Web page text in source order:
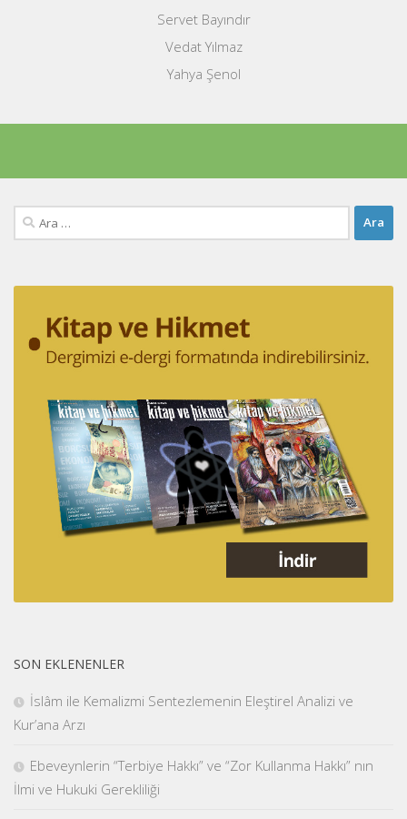
Servet Bayındır
Vedat Yılmaz
Yahya Şenol
Arama:
SON EKLENENLER
İslâm ile Kemalizmi Sentezlemenin Eleştirel Analizi ve
Kur’ana Arzı
Ebeveynlerin “Terbiye Hakkı” ve “Zor Kullanma Hakkı” nın
İlmi ve Hukuki Gerekliliği